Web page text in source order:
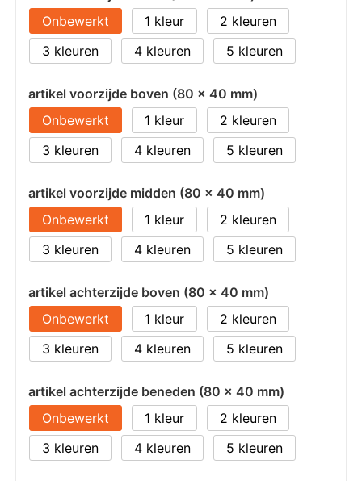
Onbewerkt
1
2
3
4 5
artikel voorzijde boven (80 x 40 mm)
Onbewerkt
1
2
3
4 5
artikel voorzijde midden (80 x 40 mm)
Onbewerkt
1
2
3
4 5
artikel achterzijde boven (80 x 40 mm)
Onbewerkt
1
2
3
4 5
artikel achterzijde beneden (80 x 40 mm)
Onbewerkt
1
2
3
4 5